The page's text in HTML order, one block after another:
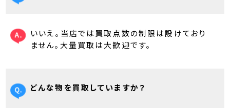
いいえ。当店では買取点数の制限は設けており
ません。大量買取は大歓迎です。
どんな物を買取していますか？